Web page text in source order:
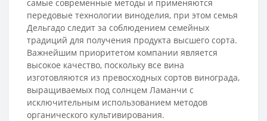
самые современные методы и применяются
передовые технологии виноделия, при этом семья
Дельгадо следит за соблюдением семейных
традиций для получения продукта высшего сорта.
Важнейшим приоритетом компании является
высокое качество, поскольку все вина
изготовляются из превосходных сортов винограда,
выращиваемых под солнцем Ламанчи с
исключительным использованием методов
органического культивирования.